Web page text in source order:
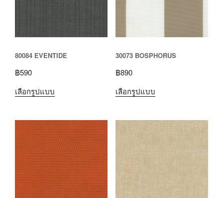
80084 EVENTIDE
฿590
เลือกรูปแบบ
30073 BOSPHORUS
฿890
เลือกรูปแบบ